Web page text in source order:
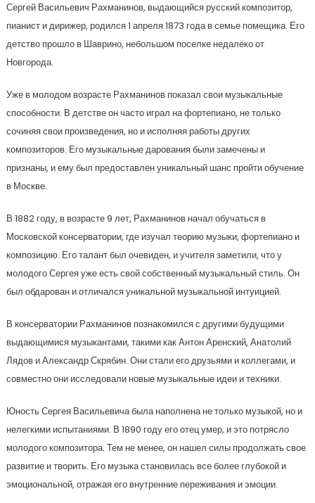
Сергей Васильевич Рахманинов, выдающийся русский композитор,
пианист и дирижер, родился 1 апреля 1873 года в семье помещика. Его
детство прошло в Шаврино, небольшом поселке недалеко от
Новгорода.
Уже в молодом возрасте Рахманинов показал свои музыкальные
способности. В детстве он часто играл на фортепиано, не только
сочиняя свои произведения, но и исполняя работы других
композиторов. Его музыкальные дарования были замечены и
признаны, и ему был предоставлен уникальный шанс пройти обучение
в Москве.
В 1882 году, в возрасте 9 лет, Рахманинов начал обучаться в
Московской консерватории, где изучал теорию музыки, фортепиано и
композицию. Его талант был очевиден, и учителя заметили, что у
молодого Сергея уже есть свой собственный музыкальный стиль. Он
был обдарован и отличался уникальной музыкальной интуицией.
В консерватории Рахманинов познакомился с другими будущими
выдающимися музыкантами, такими как Антон Аренский, Анатолий
Лядов и Александр Скрябин. Они стали его друзьями и коллегами, и
совместно они исследовали новые музыкальные идеи и техники.
Юность Сергея Васильевича была наполнена не только музыкой, но и
нелегкими испытаниями. В 1890 году его отец умер, и это потрясло
молодого композитора. Тем не менее, он нашел силы продолжать свое
развитие и творить. Его музыка становилась все более глубокой и
эмоциональной, отражая его внутренние переживания и эмоции.